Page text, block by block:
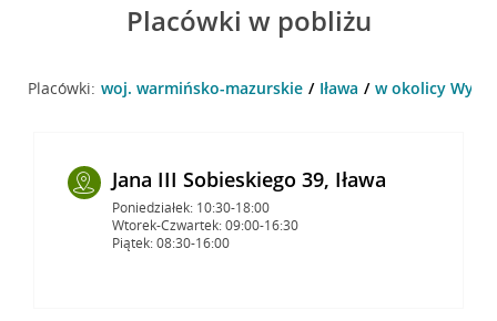
Placówki w pobliżu
Placówki: woj. warmińsko-mazurskie Iława w okolicy
Jana III Sobieskiego 39, Iława
Poniedziałek: 10:30-18:00
Wtorek-Czwartek: 09:00-16:30
Piątek: 08:30-16:00